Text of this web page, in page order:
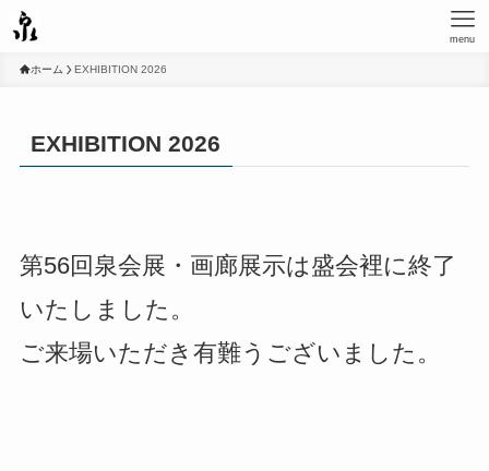
menu
ホーム EXHIBITION 2026
EXHIBITION 2026
第56回泉会展・画廊展示は盛会裡に終了
いたしました。
ご来場いただき有難うございました。